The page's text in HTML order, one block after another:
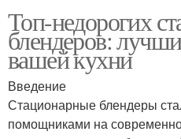
Топ-недорогих
блендеров:
вашей кухни
Введение
Стационарные блендеры
помощниками на